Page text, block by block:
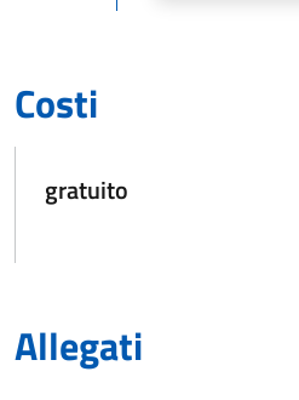
Costi
gratuito
Allegati